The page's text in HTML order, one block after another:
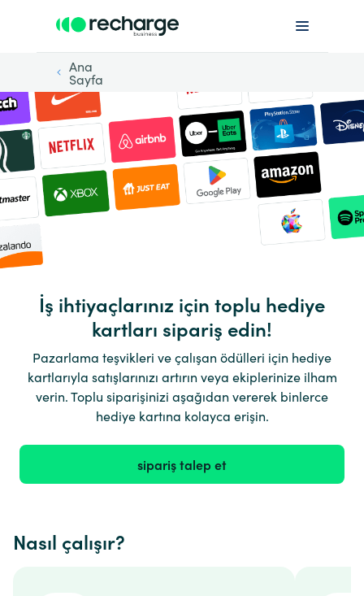
Ana
Sayfa
İş ihtiyaçlarınız için toplu hediye
kartları sipariş edin!
Pazarlama teşvikleri ve çalışan ödülleri için hediye
kartlarıyla satışlarınızı artırın veya ekiplerinize ilham
verin. Toplu siparişinizi aşağıdan vererek binlerce
hediye kartına kolayca erişin.
sipariş talep et
Nasıl çalışır?